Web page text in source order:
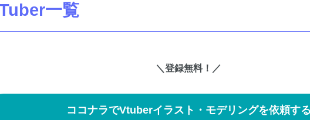
一覧
＼登録無料！／
ココナラでVtuberイラスト・モデリングを依頼する